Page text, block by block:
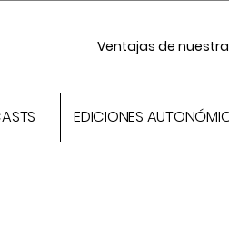
Ventajas de
EDICIONES